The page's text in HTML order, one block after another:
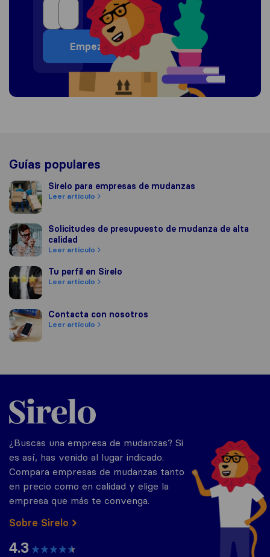
Guías populares
Sirelo para empresas de mudanzas
Sirelo para empresas de mudanzas
Leer artículo
Solicitudes de presupuesto de mudanza de alta calidad
Solicitudes de presupuesto de mudanza de alta
calidad
Leer artículo
Tu perfil en Sirelo
Tu perfil en Sirelo
Leer artículo
Contacta con nosotros
Contacta con nosotros
Leer artículo
Empezar
Sirelo.es
¿Buscas una empresa de mudanzas? Si
es así, has venido al lugar indicado.
Compara empresas de mudanzas tanto
en precio como en calidad y elige la
empresa que más te convenga.
Sobre Sirelo
4.3